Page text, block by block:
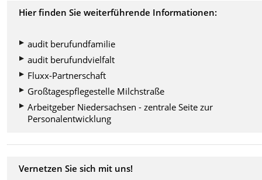
Hier finden Sie weiterführende Informationen:
audit berufundfamilie
audit berufundvielfalt
Fluxx-Partnerschaft
Großtagespflegestelle Milchstraße
Arbeitgeber Niedersachsen - zentrale Seite zur
Personalentwicklung
Vernetzen Sie sich mit uns!